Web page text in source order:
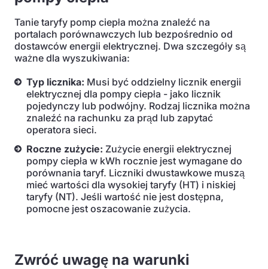
Tanie taryfy pomp ciepła można znaleźć na
portalach porównawczych lub bezpośrednio od
dostawców energii elektrycznej. Dwa szczegóły są
ważne dla wyszukiwania:
Typ licznika: Musi być oddzielny licznik energii
elektrycznej dla pompy ciepła - jako licznik
pojedynczy lub podwójny. Rodzaj licznika można
znaleźć na rachunku za prąd lub zapytać
operatora sieci.
Roczne zużycie: Zużycie energii elektrycznej
pompy ciepła w kWh rocznie jest wymagane do
porównania taryf. Liczniki dwustawkowe muszą
mieć wartości dla wysokiej taryfy (HT) i niskiej
taryfy (NT). Jeśli wartość nie jest dostępna,
pomocne jest oszacowanie zużycia.
Zwróć uwagę na warunki